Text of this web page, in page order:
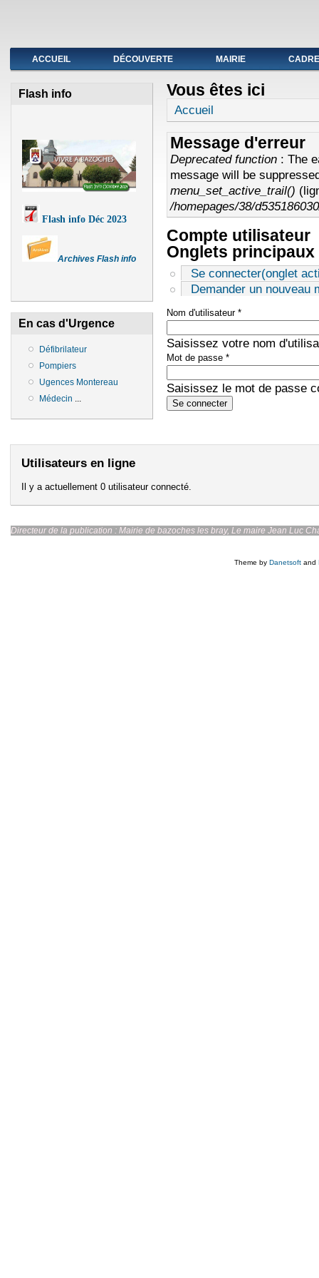
Fermeture de l'agence postale du 19 au avril
ACCUEIL DÉCOUVERTE MAIRIE
Flash info
Flash info Déc 2023
Archives Flash info
En cas d'Urgence
Défibrilateur
Pompiers
Ugences Montereau
Médecin ...
Vous êtes ici
Accueil
Message d'erreur
Deprecated function: The
message will be
menu_set_active_trail()
/homepages/38/
Compte utilisateur
Onglets principaux
Se connecter(onglet
Demander un nouveau
Nom d'utilisateur *
Saisissez votre nom
Mot de passe *
Saisissez le mot de passe
Utilisateurs en ligne
Il y a actuellement 0 utilisateur connecté.
Directeur de la publication : Mairie de bazoches les
Theme by Danetsoft and